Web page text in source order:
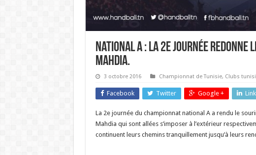
National A : la 2e journée redonne
Mahdia.
3 octobre 2016 Championnat de Tunisie, Clubs
Facebook Twitter Google +
La 2e journée du championnat national A a rendu le
Mahdia qui sont allées s’imposer à l’extérieur
continuent leurs chemins tranquillement jusqu’à leurs